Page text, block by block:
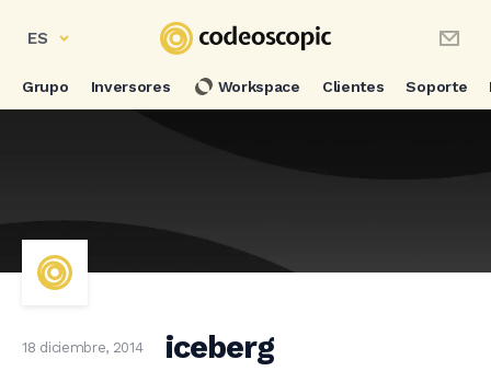
ES
Grupo Inversores Workspace Clientes Soporte
18 diciembre, 2014 iceberg